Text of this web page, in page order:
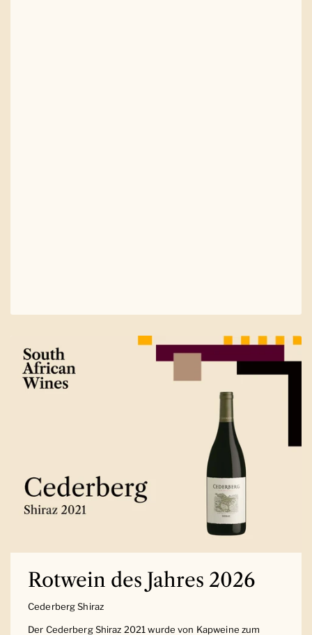
Rotwein des Jahres 2026
Cederberg Shiraz
Der Cederberg Shiraz 2021 wurde von Kapweine zum